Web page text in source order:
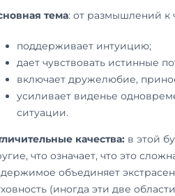
тема: от размышлений к
поддерживает интуицию;
дает чувствовать истинные
включает дружелюбие,
усиливает виденье
ситуации.
качества:в этой
что означает, что это
объединяет
(иногда эти две